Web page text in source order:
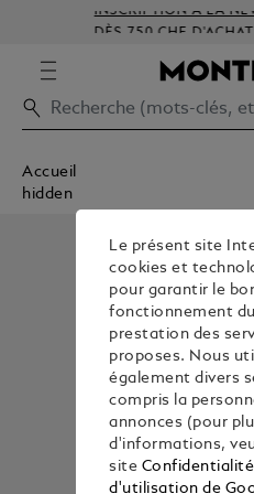
INSCRIPTION À LA
DÈS 750 CHF D'ACHAT
Accueil
hidden
Le présent site
cookies et
pour garantir le
fonctionnement
prestation des
proposes. Nous
également divers
compris la
annonces (pour
d'informations,
site
d'utilisation de